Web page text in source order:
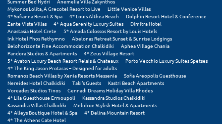
Κέα - Τζιά
Κερατέα
Κέρκυρα
Κεφαλονιά
Κοζάνη
Κοκκώνι Κορινθίας
Κομοτηνή
Mykonos Lolita, A Grecotel Resort to Live
Little Venice Villas
4* Sofianna Resort & Spa
4* Louis Althea Beach
Dolphin Resort Hotel & Conference
Zante Vista Villas
4* Aqua Serenity Luxury Suites
Dimitra Hotel
Anastasia Hotel Crete
5* Amada Colossos Resort by Louis Hotels
Ink Hotel Phos Rethymno
Abelonas Retreat Sunset & Sunrise Lodgings
Belohorizonte Fine Accommodation Chalkidiki
Aphea Village Chania
Pandora Studios & Apartments
4* Zeus Village Resort
5* Avaton Luxury Beach Resort Relais & Chateaux
Porto Vecchio Luxury Suites Spetses
4* The King Jason Protaras – Designed for adults
Romanos Beach Villas by Xenia Resorts Messenia
Sofia Areopolis Guesthouse
Nereides Hotel Chalkidiki
Taki's Guests
Kastri Beach Apartments
Voreades Studios Tinos
Gennadi Dreams Holiday Villa Rhodes
4* Lila Guesthouse Ermoupoli
Kassandra Studios Chalkidiki
Kassandra Villas Chalkidiki
Melidron Stylish Hotel & Apartments
4* Alleys Boutique Hotel & Spa
4* Delina Mountain Resort
4* The Athens Gate Hotel